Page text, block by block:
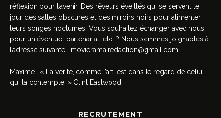
réflexion pour l’avenir. Des rêveurs éveillés qui se servent le
jour des salles obscures et des miroirs noirs pour alimenter
leurs songes nocturnes. Vous souhaitez échanger avec nous
pour un éventuel partenariat, etc. ? Nous sommes joignables à
l’adresse suivante : movierama.redaction@gmail.com
Maxime : « La vérité, comme l’art, est dans le regard de celui
qui la contemple. » Clint Eastwood
RECRUTEMENT